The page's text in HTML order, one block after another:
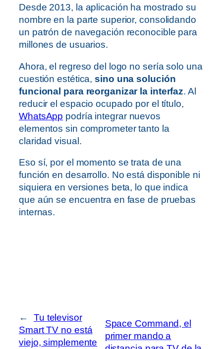
Desde 2013, la aplicación ha mostrado su
nombre en la parte superior, consolidando
un patrón de navegación reconocible para
millones de usuarios.
Ahora, el regreso del logo no sería solo una
cuestión estética,sino una solución
funcional para reorganizar la interfaz. Al
reducir el espacio ocupado por el título,
WhatsApp podría integrar nuevos
elementos sin comprometer tanto la
claridad visual.
Eso sí, por el momento se trata de una
función en desarrollo. No está disponible ni
siquiera en versiones beta, lo que indica
que aún se encuentra en fase de pruebas
internas.
←
Tu televisor
Smart TV no está
viejo, simplemente
Space Command, el
primer mando a